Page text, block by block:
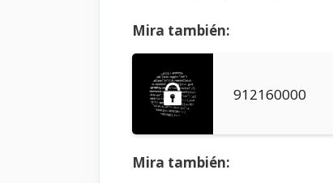
Mira también:
912160000
Mira también: